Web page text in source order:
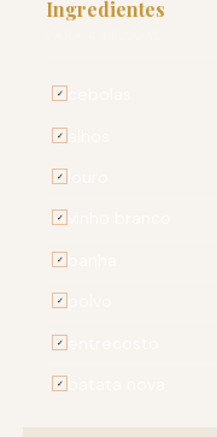
Ingredientes
✓
✓
✓
✓
✓
✓
✓
✓